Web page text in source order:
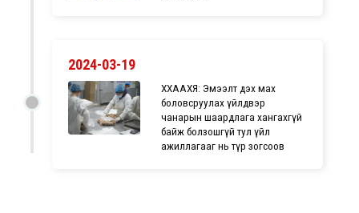
2024-03-19
ХХААХҮЯ: Эмээлт дэх мах
боловсруулах үйлдвэр
чанарын шаардлага хангахгүй
байж болзошгүй тул үйл
ажиллагааг нь түр зогсоов